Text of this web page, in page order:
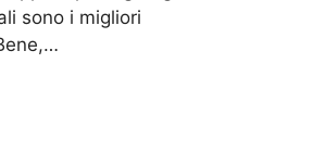
sono i migliori